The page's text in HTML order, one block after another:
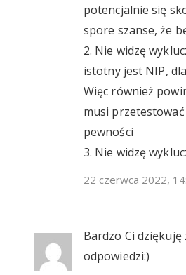
potencjalnie się
spore szanse, że
2. Nie widzę
istotny jest NIP,
Więc również
musi przetestować
pewności
3. Nie widzę
22 czerwca 2022,
Bardzo Ci dziękuję
odpowiedzi:)